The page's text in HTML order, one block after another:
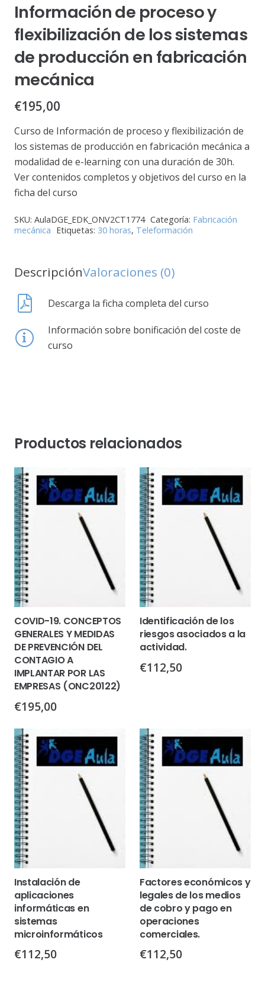
Información de proceso y
flexibilización de los sistemas
de producción en fabricación
mecánica
€195,00
Curso de Información de proceso y flexibilización de
los sistemas de producción en fabricación mecánica a
modalidad de e-learning con una duración de 30h.
Ver contenidos completos y objetivos del curso en la
ficha del curso
SKU: AulaDGE_EDK_ONV2CT1774 Categoría: Fabricación
mecánica Etiquetas: 30 horas, Teleformación
DescripciónValoraciones (0)
Descarga la ficha completa del curso
Información sobre bonificación del coste de
curso
Productos relacionados
COVID-19. CONCEPTOS
GENERALES Y MEDIDAS
DE PREVENCIÓN DEL
CONTAGIO A
IMPLANTAR POR LAS
EMPRESAS (ONC20122)
€195,00
Identificación de los
riesgos asociados a la
actividad.
€112,50
Instalación de
aplicaciones
informáticas en
sistemas
microinformáticos
€112,50
Factores económicos y
legales de los medios
de cobro y pago en
operaciones
comerciales.
€112,50